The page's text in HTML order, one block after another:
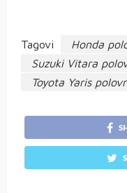
Tagovi Honda
Suzuki Vitara
Toyota Yaris